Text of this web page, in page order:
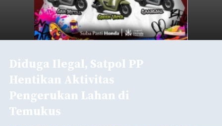
Diduga Ilegal, Satpol PP
Hentikan Aktivitas
Pengerukan Lahan di
Temukus